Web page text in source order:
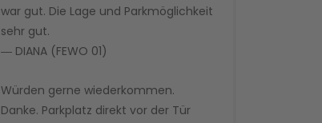
war gut. Die Lage und Parkmöglichkeit
sehr gut.
― DIANA (FEWO 01)
Würden gerne wiederkommen.
Danke. Parkplatz direkt vor der Tür